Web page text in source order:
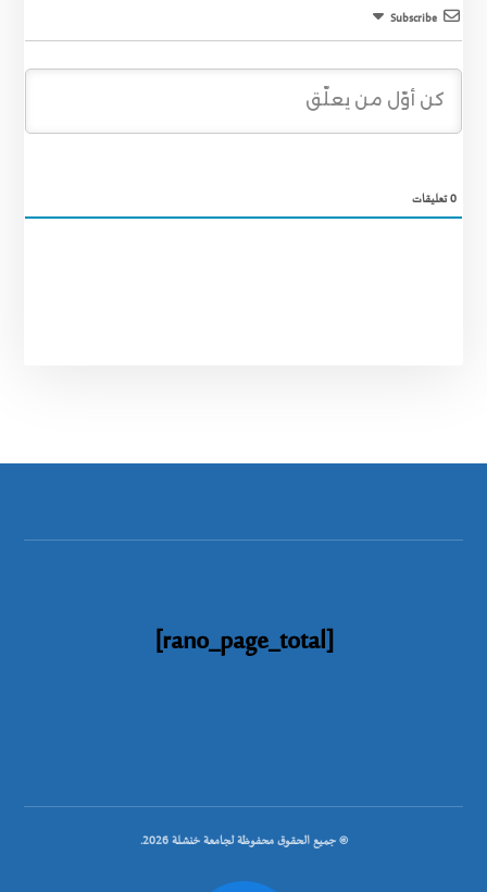
Subscribe
0تعليقات
[rano_page_total]
© جميع الحقوق محفوظة لجامعة خنشلة 2026.